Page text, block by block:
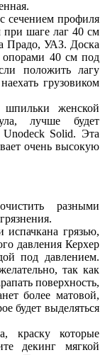
сечением профиля
шаге лаг 40 см
Прадо, УАЗ. Доска
опорами 40 см под
положить лагу
грузовиком
шпильки женской
лучше будет
Solid. Эта
очень высокую
разными
грязью,
давления Керхер
под давлением.
так как
поверхность,
более матовой,
будет выделяться
краску которые
декинг мягкой